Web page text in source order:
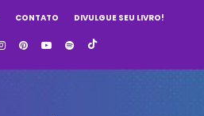
CONTATO DIVULGUE SEU LIVRO!